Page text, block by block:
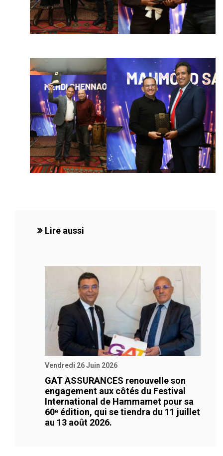
Lire aussi
Vendredi 26 Juin 2026
GAT ASSURANCES renouvelle son
engagement aux côtés du Festival
International de Hammamet pour sa
60ᵉ édition, qui se tiendra du 11 juillet
au 13 août 2026.